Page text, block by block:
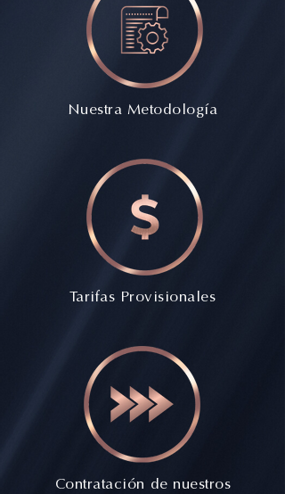
Nuestra Metodología
Tarifas Provisionales
Contratación de nuestros